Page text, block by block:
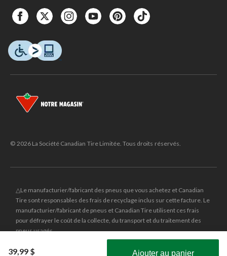
39,99 $ Ajouter au panier
© 2026 La Société Canadian Tire Limitée. Tous droits réservés.
△Le manufacturier/fabricant des pneus que vous achetez et Canadian
Tire sont responsables des frais de recyclage inclus sur cette facture. Le
manufacturier/fabricant de pneus et Canadian Tire utilisent ces frais
pour défrayer le coût de la collecte, du transport et du traitement des
pneus usagés.
marques de commerce déposées de la Société Canadian Tire Limitée.